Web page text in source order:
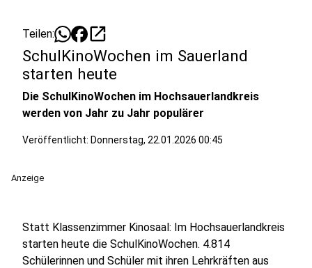
Teilen: open_in_new
SchulKinoWochen im Sauerland
starten heute
Die SchulKinoWochen im Hochsauerlandkreis
werden von Jahr zu Jahr populärer
Veröffentlicht: Donnerstag, 22.01.2026 00:45
Anzeige
Statt Klassenzimmer Kinosaal: Im Hochsauerlandkreis
starten heute die SchulKinoWochen. 4.814
Schülerinnen und Schüler mit ihren Lehrkräften aus